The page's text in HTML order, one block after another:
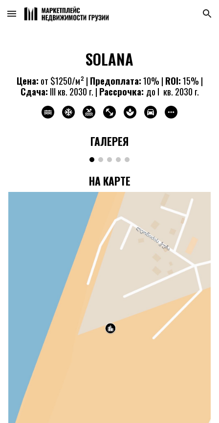
Skip to main content Skip to navigation
SOLANA
Цена: от $1250/м² | Предоплата:10% | ROI:15% |
Сдача: III кв. 2030 г. | Рассрочка: до I кв. 2030 г.
ГАЛЕРЕЯ
НА КАРТЕ